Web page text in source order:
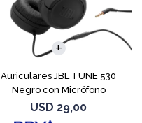
Auriculares JBL TUNE 530
Negro con Micrófono
USD 29,00